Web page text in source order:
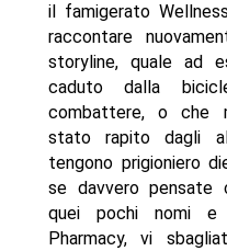
il famigerato
raccontare
storyline, quale ad
caduto dalla
combattere, o che
stato rapito dagli
tengono prigioniero
se davvero
quei pochi nomi e
Pharmacy, vi